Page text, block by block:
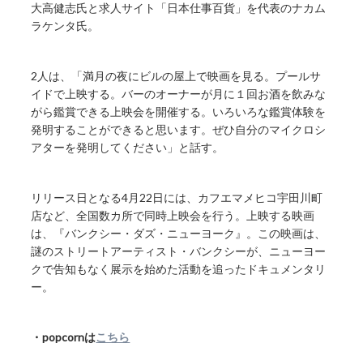
大高健志氏と求人サイト「日本仕事百貨」を代表のナカム
ラケンタ氏。
2人は、「満月の夜にビルの屋上で映画を見る。プールサ
イドで上映する。バーのオーナーが月に１回お酒を飲みな
がら鑑賞できる上映会を開催する。いろいろな鑑賞体験を
発明することができると思います。ぜひ自分のマイクロシ
アターを発明してください」と話す。
リリース日となる4月22日には、カフエマメヒコ宇田川町
店など、全国数カ所で同時上映会を行う。上映する映画
は、『バンクシー・ダズ・ニューヨーク』。この映画は、
謎のストリートアーティスト・バンクシーが、ニューヨー
クで告知もなく展示を始めた活動を追ったドキュメンタリ
ー。
・popcornはこちら